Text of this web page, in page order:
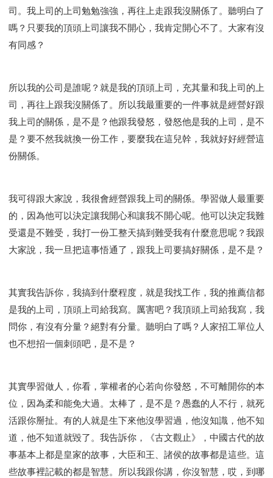
司。我上司的上司勉勉強強，再往上走跟我沒關係了。聽明白了
嗎？只要我的頂頭上司讓我不開心，我肯定開心不了。大家有沒
有同感？
所以我的公司是誰呢？就是我的頂頭上司，充其量和我上司的上
司，再往上跟我沒關係了。所以我最重要的一件事就是經營好跟
我上司的關係，是不是？他跟我發怒，發怒他是我的上司，是不
是？要不然我就換一份工作，要麼我在這兒幹，我就好好經營這
份關係。
我可得跟大家說，我很會經營跟我上司的關係。學習做人最重要
的，因為他可以決定讓我開心和讓我不開心呢。他可以決定我難
受還是不難受，我打一份工整天搞到難受我有什麼意思呢？我跟
大家說，我一旦把這事悟通了，跟我上司要搞好關係，是不是？
其實我告訴你，我搞到什麼程度，就是我找工作，我的推薦信都
是我的上司，頂頭上司給我寫。厲害吧？我頂頭上司給我寫，我
問你，有沒有分量？絕對有分量。聽明白了嗎？人家招工單位人
也不想招一個刺頭吧，是不是？
其實學習做人，你看，掌權者的心若向你發怒，不可離開你的本
位，因為柔和能免大過。太棒了，是不是？愚蠢的人不行，就死
活跟你掰扯。有的人就是生下來他沒學習過，他沒知識，他不知
道，他不知道就毀了。我告訴你，《古文觀止》，中國古代的故
事基本上都是皇家的故事，大臣和王、諸侯的故事都是這些。這
些故事裡記載的都是智慧。所以我跟你講，你沒智慧，哎，到哪